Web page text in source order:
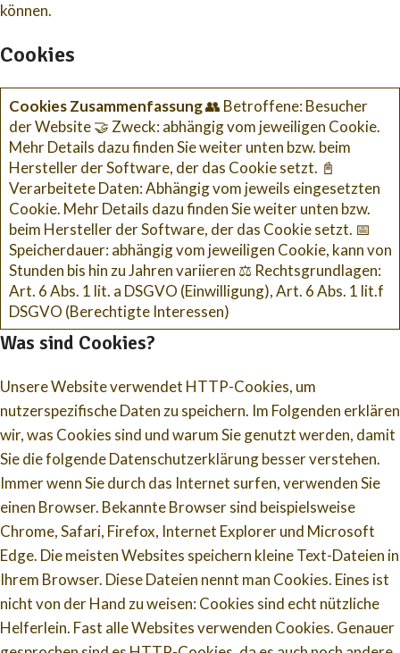
können.
Cookies
Cookies Zusammenfassung👥 Betroffene: Besucher
der Website 🤝 Zweck: abhängig vom jeweiligen Cookie.
Mehr Details dazu finden Sie weiter unten bzw. beim
Hersteller der Software, der das Cookie setzt. 📓
Verarbeitete Daten: Abhängig vom jeweils eingesetzten
Cookie. Mehr Details dazu finden Sie weiter unten bzw.
beim Hersteller der Software, der das Cookie setzt. 📅
Speicherdauer: abhängig vom jeweiligen Cookie, kann von
Stunden bis hin zu Jahren variieren ⚖️ Rechtsgrundlagen:
Art. 6 Abs. 1 lit. a DSGVO (Einwilligung), Art. 6 Abs. 1 lit.f
DSGVO (Berechtigte Interessen)
Was sind Cookies?
Unsere Website verwendet HTTP-Cookies, um
nutzerspezifische Daten zu speichern. Im Folgenden erklären
wir, was Cookies sind und warum Sie genutzt werden, damit
Sie die folgende Datenschutzerklärung besser verstehen.
Immer wenn Sie durch das Internet surfen, verwenden Sie
einen Browser. Bekannte Browser sind beispielsweise
Chrome, Safari, Firefox, Internet Explorer und Microsoft
Edge. Die meisten Websites speichern kleine Text-Dateien in
Ihrem Browser. Diese Dateien nennt man Cookies. Eines ist
nicht von der Hand zu weisen: Cookies sind echt nützliche
Helferlein. Fast alle Websites verwenden Cookies. Genauer